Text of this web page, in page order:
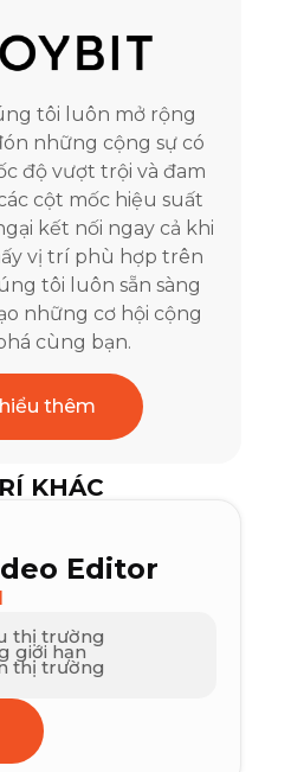
tôi luôn mở rộng
những cộng sự có
độ vượt trội và đam
cột mốc hiệu suất
kết nối ngay cả khi
vị trí phù hợp trên
tôi luôn sẵn sàng
những cơ hội cộng
cùng bạn.
thêm
KHÁC
Editor
thị trường
giới hạn
thị trường